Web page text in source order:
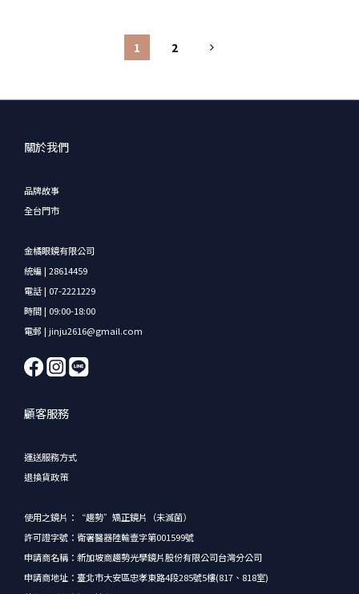
1 2
關於我們
品牌故事
全台門市
金橘眼鏡有限公司
統編 | 28614459
電話 | 07-2221229
時間 | 09:00-18:00
電郵 | jinju2616@gmail.com
顧客服務
運送服務方式
退換貨政策
使用之鏡片：“趨勢”矯正鏡片（未滅菌）
許可證字號：衛署醫器陸輸壹字第001599號
申請商名稱：新加坡商趨勢光學鏡片股份有限公司台灣分公司
申請商地址：臺北市大安區忠孝東路4段285號5樓(817、818室)